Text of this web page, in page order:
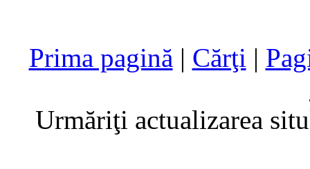
Prima pagină | Cărţi |
Urmăriţi actualizarea